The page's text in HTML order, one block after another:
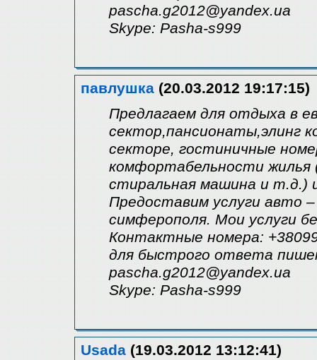
pascha.g2012@yandex.ua
Skype: Pasha-s999
павлушка (20.03.2012 19:17:15)
Предлагаем для отдыха в
сектор,пансионаты,элинг
секторе, гостиничные
комфортабельности жилья
стиральная машина и т.д.)
Предоставим услуги авто
симферополя. Мои услуги
Контактные номера:
для быстрого ответа
pascha.g2012@yandex.ua
Skype: Pasha-s999
Usada (19.03.2012 13:12:41)